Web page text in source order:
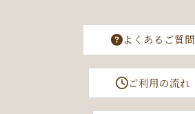
よくあるご質問
ご利用の流れ